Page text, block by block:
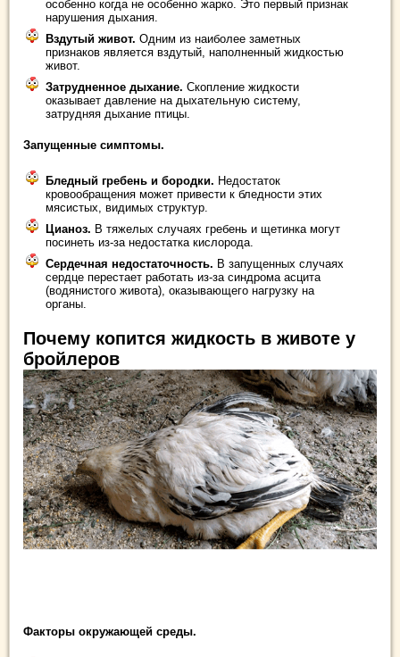
особенно когда не особенно жарко. Это первый признак
нарушения дыхания.
Вздутый живот. Одним из наиболее заметных
признаков является вздутый, наполненный жидкостью
живот.
Затрудненное дыхание. Скопление жидкости
оказывает давление на дыхательную систему,
затрудняя дыхание птицы.
Запущенные симптомы.
Бледный гребень и бородки. Недостаток
кровообращения может привести к бледности этих
мясистых, видимых структур.
Цианоз. В тяжелых случаях гребень и щетинка могут
посинеть из-за недостатка кислорода.
Сердечная недостаточность. В запущенных случаях
сердце перестает работать из-за синдрома асцита
(водянистого живота), оказывающего нагрузку на
органы.
Почему копится жидкость в животе у
бройлеров
Факторы окружающей среды.